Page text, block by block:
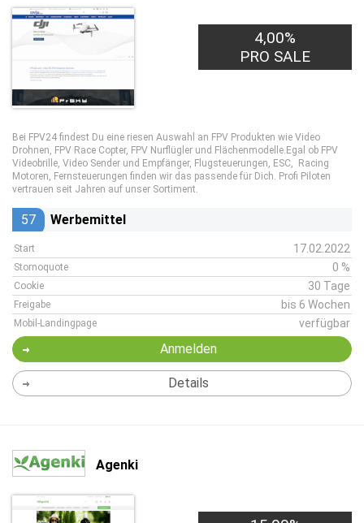
4,00%
PRO SALE
Bei FPV24 findest Du eine riesen Auswahl an FPV Produkten wie Video
Drohnen, FPV Race Copter, FPV Nurflügler und Flächenmodelle.Egal ob FPV
Videobrille, Video Sender und Empfänger, Flugsteuerungen, ESC, Racing
Motoren, Fernsteuerungen finden wir das passende für Dich. Profi Piloten
vertrauen seit Jahren auf unser Sortiment.
57 Werbemittel
Start 17.02.2022
Stornoquote 0 %
Cookie 30 Tage
Freigabe bis 6 Wochen
Mobil-Landingpage verfügbar
Anmelden
Details
Agenki